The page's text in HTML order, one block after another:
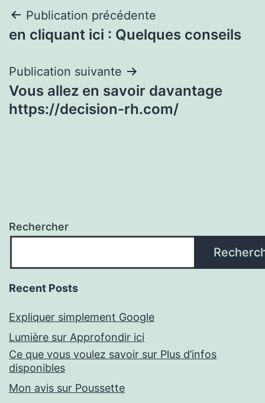
Navigation
de
l’article
Publication précédente
en cliquant ici : Quelques conseils
Publication suivante
Vous allez en savoir davantage
https://decision-rh.com/
Rechercher
Recent Posts
Expliquer simplement Google
Lumière sur Approfondir ici
Ce que vous voulez savoir sur Plus d’infos
disponibles
Mon avis sur Poussette